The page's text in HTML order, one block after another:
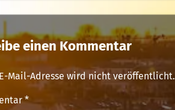
einen Kommentar
Mail-Adresse wird nicht veröffentlicht.
*